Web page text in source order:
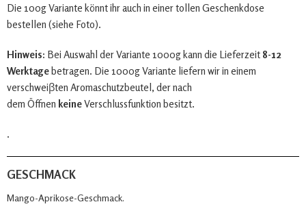
Die 100g Variante könnt ihr auch in einer tollen Geschenkdose
bestellen (siehe Foto).
Hinweis: Bei Auswahl der Variante 1000g kann die Lieferzeit 8-12
Werktagebetragen. Die 1000g Variante liefern wir in einem
verschweiβten Aromaschutzbeutel, der nach
dem Öffnen keineVerschlussfunktion besitzt.
.
GESCHMACK
Mango-Aprikose-Geschmack.